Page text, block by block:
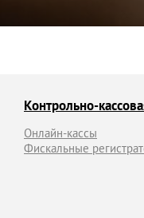
Контрольно-
Онлайн-кассы
Фискальные